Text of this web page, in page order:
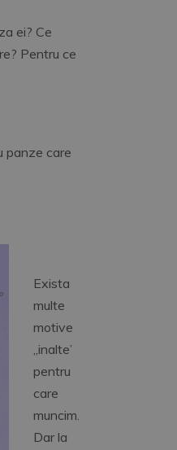
ei? Ce
Pentru ce
panze care
Exista
multe
motive
„inalte’
pentru
care
muncim.
Dar la